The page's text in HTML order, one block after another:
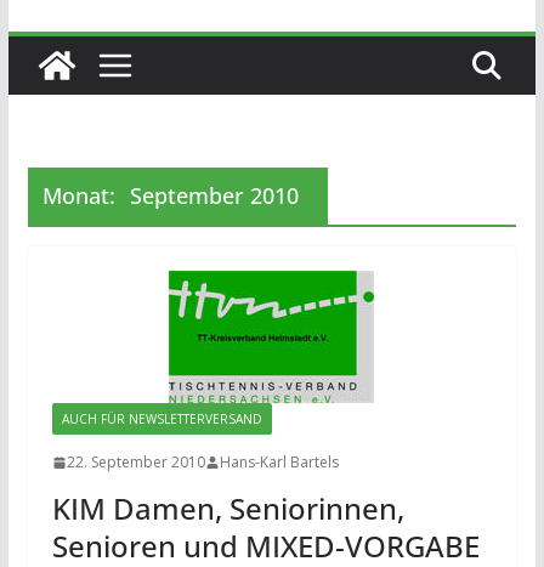
Monat: September 2010
AUCH FÜR NEWSLETTERVERSAND
22. September 2010 Hans-Karl Bartels
KIM Damen, Seniorinnen,
Senioren und MIXED-VORGABE